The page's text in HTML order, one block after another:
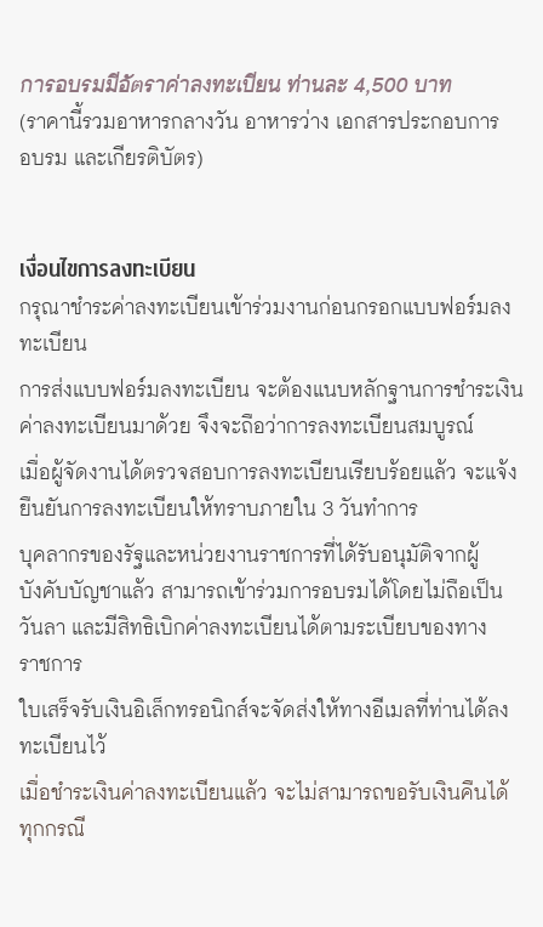
การอบรมมีอัตราค่าลงทะเบียน ท่านละ 4,500 บาท
(ราคานี้รวมอาหารกลางวัน อาหารว่าง เอกสารประกอบการ
อบรม และเกียรติบัตร)
เงื่อนไขการลงทะเบียน
กรุณาชำระค่าลงทะเบียนเข้าร่วมงานก่อนกรอกแบบฟอร์มลง
ทะเบียน
การส่งแบบฟอร์มลงทะเบียน จะต้องแนบหลักฐานการชำระเงิน
ค่าลงทะเบียนมาด้วย จึงจะถือว่าการลงทะเบียนสมบูรณ์
เมื่อผู้จัดงานได้ตรวจสอบการลงทะเบียนเรียบร้อยแล้ว จะแจ้ง
ยืนยันการลงทะเบียนให้ทราบภายใน 3 วันทำการ
บุคลากรของรัฐและหน่วยงานราชการที่ได้รับอนุมัติจากผู้
บังคับบัญชาแล้ว สามารถเข้าร่วมการอบรมได้โดยไม่ถือเป็น
วันลา และมีสิทธิเบิกค่าลงทะเบียนได้ตามระเบียบของทาง
ราชการ
ใบเสร็จรับเงินอิเล็กทรอนิกส์จะจัดส่งให้ทางอีเมลที่ท่านได้ลง
ทะเบียนไว้
เมื่อชำระเงินค่าลงทะเบียนแล้ว จะไม่สามารถขอรับเงินคืนได้
ทุกกรณี